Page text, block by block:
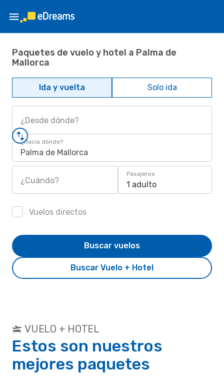
Paquetes de vuelo y hotel a Palma de
Mallorca
Ida y vuelta Solo ida
¿Desde dónde?
¿Hacia dónde?
Palma de Mallorca
¿Cuándo?
Pasajeros
1 adulto
Vuelos directos
Buscar Vuelo + Hotel
Buscar vuelos
VUELO + HOTEL
Estos son nuestros
mejores paquetes